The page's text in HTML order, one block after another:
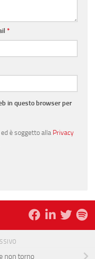
*
in questo browser per
è soggetto alla Privacy
non torno